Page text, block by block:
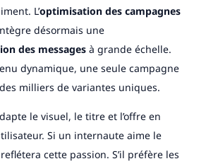
L’optimisation des campagnes
désormais une
des messagesà grande échelle.
dynamique, une seule campagne
milliers de variantes uniques.
le visuel, le titre et l’offre en
Si un internaute aime le
cette passion. S’il préfère les